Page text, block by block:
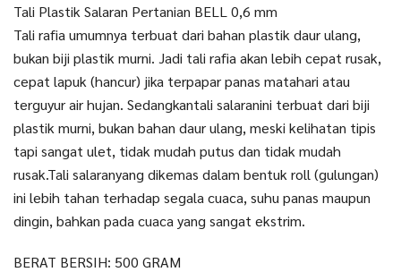
Tali Plastik Salaran Pertanian BELL 0,6 mm
Tali rafia umumnya terbuat dari bahan plastik daur ulang,
bukan biji plastik murni. Jadi tali rafia akan lebih cepat rusak,
cepat lapuk (hancur) jika terpapar panas matahari atau
terguyur air hujan. Sedangkantali salaranini terbuat dari biji
plastik murni, bukan bahan daur ulang, meski kelihatan tipis
tapi sangat ulet, tidak mudah putus dan tidak mudah
rusak.Tali salaranyang dikemas dalam bentuk roll (gulungan)
ini lebih tahan terhadap segala cuaca, suhu panas maupun
dingin, bahkan pada cuaca yang sangat ekstrim.
BERAT BERSIH: 500 GRAM